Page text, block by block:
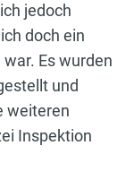
jedoch
doch ein
Es wurden
und
weiteren
Inspektion